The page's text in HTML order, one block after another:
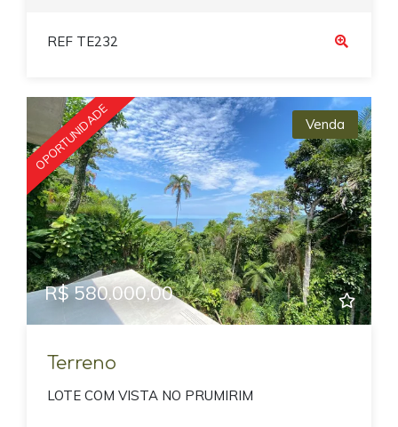
REF TE232
OPORTUNIDADE Venda
R$ 580.000,00
Terreno
LOTE COM VISTA NO PRUMIRIM